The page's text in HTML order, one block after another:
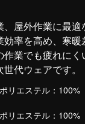
屋外作業に最
効率を高め、寒
作業でも疲れに
代ウェアです。
リエステル：100%
リエステル：100%